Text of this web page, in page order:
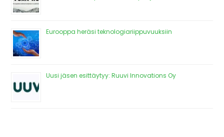
Eurooppa heräsi teknologiariippuvuuksiin
Uusi jäsen esittäytyy: Ruuvi Innovations Oy